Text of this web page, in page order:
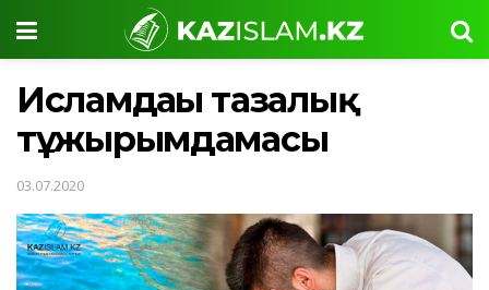
Исламдағы тазалық
тұжырымдамасы
03.07.2020